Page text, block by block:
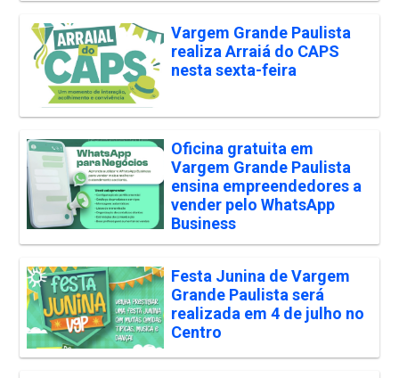
Vargem Grande Paulista
realiza Arraiá do CAPS
nesta sexta-feira
Oficina gratuita em
Vargem Grande Paulista
ensina empreendedores a
vender pelo WhatsApp
Business
Festa Junina de Vargem
Grande Paulista será
realizada em 4 de julho no
Centro